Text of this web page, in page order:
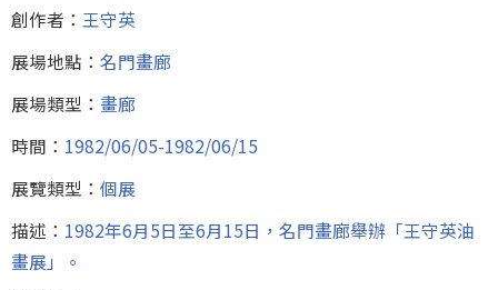
創作者： 王守英
展場地點： 名門畫廊
展場類型： 畫廊
時間： 1982/06/05-1982/06/15
展覽類型： 個展
描述： 1982年6月5日至6月15日，名門畫廊舉辦「王守英油
畫展」。